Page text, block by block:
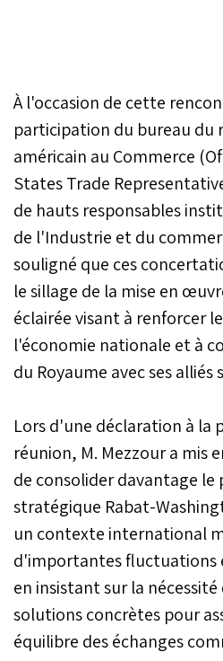
À l'occasion de cette
participation du bureau du
américain au Commerce
States Trade
de hauts responsables
de l'Industrie et du
souligné que ces
le sillage de la mise en
éclairée visant à renforcer
l'économie nationale et à
du Royaume avec ses alliés
Lors d'une déclaration à la
réunion, M. Mezzour a mis
de consolider davantage
stratégique Rabat-
un contexte international
d'importantes
en insistant sur la
solutions concrètes pour
équilibre des échanges